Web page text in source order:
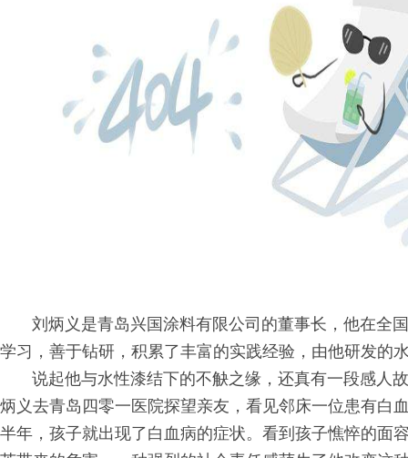
刘炳义是青岛兴国涂料有限公司的董事长，他在全
学习，善于钻研，积累了丰富的实践经验，由他研发的
说起他与水性漆结下的不觖之缘，还真有一段感
炳义去青岛四零一医院探望亲友，看见邻床一位患有白
半年，孩子就出现了白血病的症状。看到孩子憔悴的面